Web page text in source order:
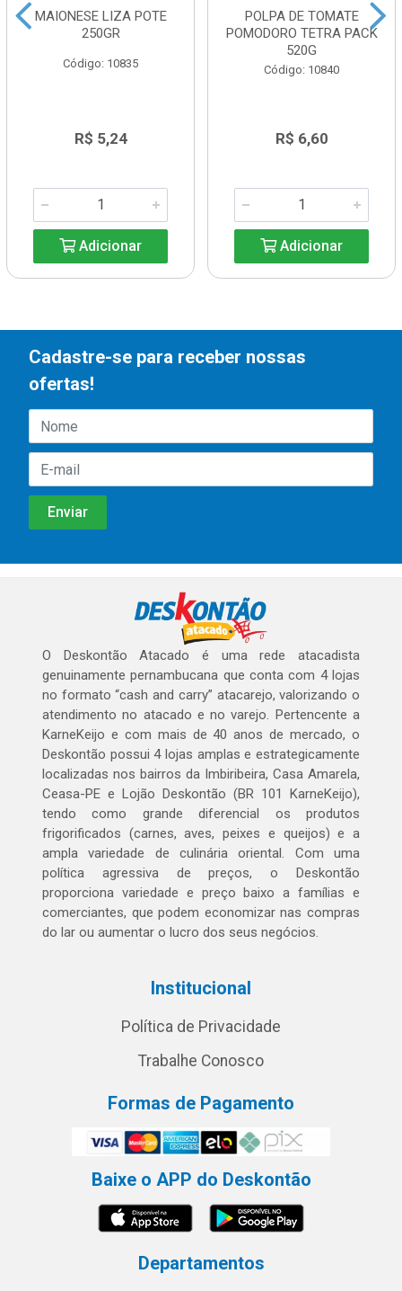
MAIONESE LIZA POTE
250GR
Código: 10835
R$ 5,24
Adicionar
POLPA DE TOMATE
POMODORO TETRA PACK
520G
Código: 10840
R$ 6,60
Adicionar
Cadastre-se para receber nossas
ofertas!
O Deskontão Atacado é uma rede atacadista
genuinamente pernambucana que conta com 4 lojas
no formato “cash and carry” atacarejo, valorizando o
atendimento no atacado e no varejo. Pertencente a
KarneKeijo e com mais de 40 anos de mercado, o
Deskontão possui 4 lojas amplas e estrategicamente
localizadas nos bairros da Imbiribeira, Casa Amarela,
Ceasa-PE e Lojão Deskontão (BR 101 KarneKeijo),
tendo como grande diferencial os produtos
frigorificados (carnes, aves, peixes e queijos) e a
ampla variedade de culinária oriental. Com uma
política agressiva de preços, o Deskontão
proporciona variedade e preço baixo a famílias e
comerciantes, que podem economizar nas compras
do lar ou aumentar o lucro dos seus negócios.
Institucional
Política de Privacidade
Trabalhe Conosco
Formas de Pagamento
Baixe o APP do Deskontão
Departamentos